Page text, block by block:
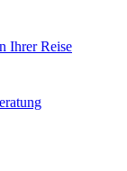
Ihrer Reise